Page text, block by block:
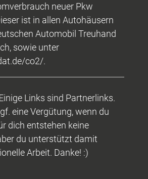
neuer Pkw
ist in allen Autohäusern
Automobil Treuhand
sowie unter
co2/.
Links sind Partnerlinks.
eine Vergütung, wenn du
dich entstehen keine
du unterstützt damit
Arbeit. Danke! :)